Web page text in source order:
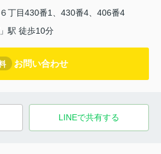
６丁目430番1、430番4、406番4
」駅 徒歩10分
お問い合わせ
LINEで共有する